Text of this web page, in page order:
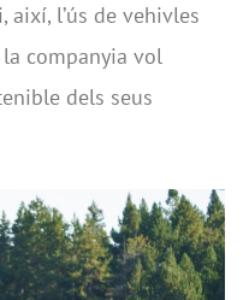
l’ús de vehivles
la companyia vol
dels seus